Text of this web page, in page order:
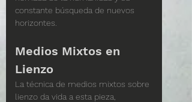
constante búsqueda de nuevos
horizontes.
Medios Mixtos en
Lienzo
La técnica de medios mixtos sobre
lienzo da vida a esta pieza,